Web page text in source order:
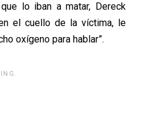
lo iban a matar, Dereck
el cuello de la víctima, le
oxígeno para hablar”.